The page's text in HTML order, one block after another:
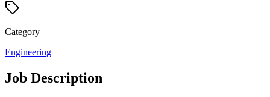
Category
Engineering
Job Description